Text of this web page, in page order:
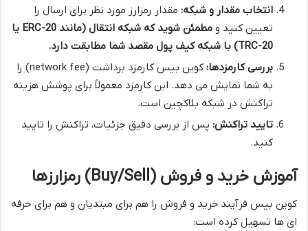
انتخاب مقدار و شبکه: مقدار رمزارز مورد نظر برای ارسال را
تعیین کنید و
مطمئن شوید که شبکه انتقال (مانند ERC-20 یا
TRC-20) با شبکه کیف پول مقصد شما مطابقت دارد.
بررسی کارمزدها:
کوین بیس کارمزد برداشت (network fee) را
به شما نمایش می دهد. این کارمزد معمولاً برای پوشش هزینه
تراکنش در شبکه بلاکچین است.
تایید تراکنش: پس از بررسی دقیق جزئیات، تراکنش را تایید
کنید.
آموزش خرید و فروش (Buy/Sell) رمزارزها
کوین بیس فرآیند خرید و فروش را هم برای مبتدیان و هم برای حرفه
ای ها تسهیل کرده است: